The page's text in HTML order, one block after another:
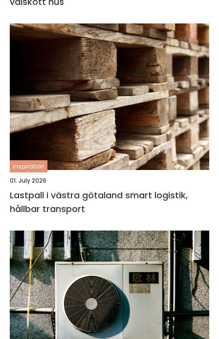
inspiration
01. July 2026
Lastpall i västra götaland smart logistik,
hållbar transport